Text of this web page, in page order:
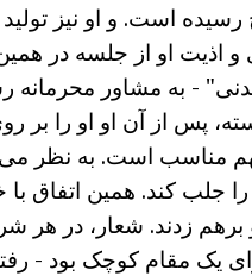
رسیده است. و او نیز
اذیت او از جلسه در
- به مشاور محرمانه
پس از آن او او را بر
مناسب است. به نظر
کند. همین اتفاق با
و برهم زدند. شعار، در